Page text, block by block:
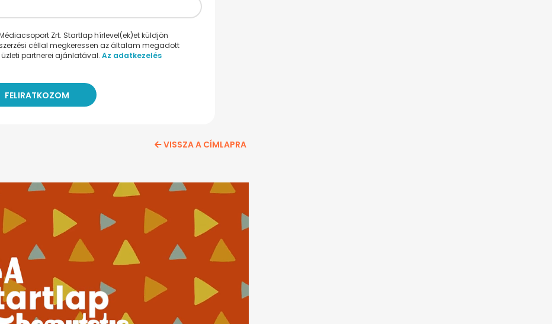
Zrt. Startlap hírlevel(ek)et küldjön
céllal megkeressen az általam megadott
partnerei ajánlatával. Az adatkezelés
VISSZA A CÍMLAPRA